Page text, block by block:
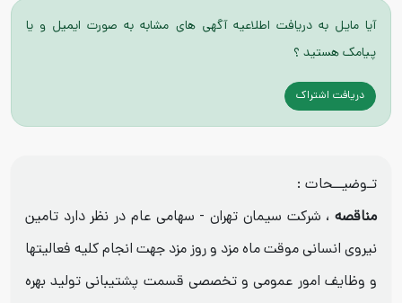
آیا مایل به دریافت اطلاعیه آگهی های مشابه به صورت ایمیل و یا
پیامک هستید ؟
دریافت اشتراک
تـوضیــحات :
مناقصه ، شرکت سیمان تهران - سهامی عام در نظر دارد تامین
نیروی انسانی موقت ماه مزد و روز مزد جهت انجام کلیه فعالیتها
و وظایف امور عمومی و تخصصی قسمت پشتیبانی تولید بهره